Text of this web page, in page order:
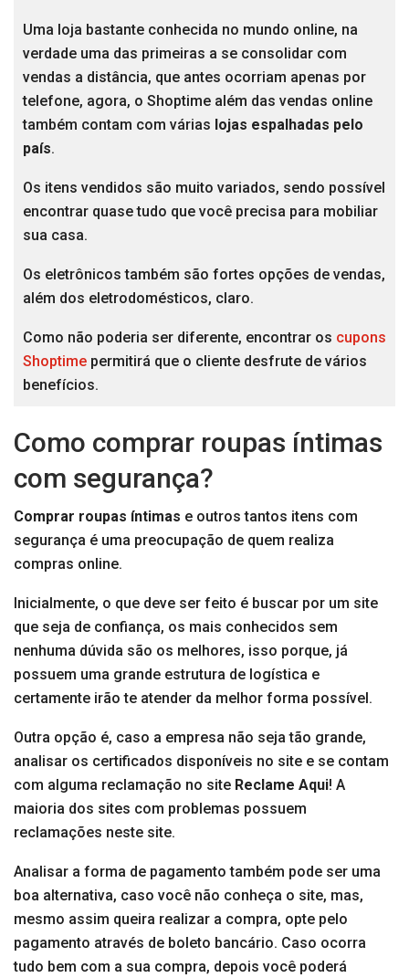
Uma loja bastante conhecida no mundo online, na
verdade uma das primeiras a se consolidar com
vendas a distância, que antes ocorriam apenas por
telefone, agora, o Shoptime além das vendas online
também contam com várias lojas espalhadas pelo
país.
Os itens vendidos são muito variados, sendo possível
encontrar quase tudo que você precisa para mobiliar
sua casa.
Os eletrônicos também são fortes opções de vendas,
além dos eletrodomésticos, claro.
Como não poderia ser diferente, encontrar os cupons
Shoptime permitirá que o cliente desfrute de vários
benefícios.
Como comprar roupas íntimas
com segurança?
Comprar roupas íntimas e outros tantos itens com
segurança é uma preocupação de quem realiza
compras online.
Inicialmente, o que deve ser feito é buscar por um site
que seja de confiança, os mais conhecidos sem
nenhuma dúvida são os melhores, isso porque, já
possuem uma grande estrutura de logística e
certamente irão te atender da melhor forma possível.
Outra opção é, caso a empresa não seja tão grande,
analisar os certificados disponíveis no site e se contam
com alguma reclamação no site Reclame Aqui! A
maioria dos sites com problemas possuem
reclamações neste site.
Analisar a forma de pagamento também pode ser uma
boa alternativa, caso você não conheça o site, mas,
mesmo assim queira realizar a compra, opte pelo
pagamento através de boleto bancário. Caso ocorra
tudo bem com a sua compra, depois você poderá